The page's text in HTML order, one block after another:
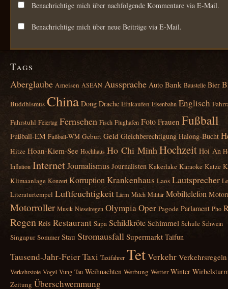
Benachrichtige mich über nachfolgende Kommentare via E-Mail.
Benachrichtige mich über neue Beiträge via E-Mail.
Tags
Aberglaube Ameisen ASEAN Aussprache Auto Bank Baustelle Bier
Buddhismus China Dong Drache Einkaufen Eisenbahn Englisch
Fahrstuhl Feiertag Fernsehen Fisch Flughafen Foto Frauen Fußball
Fußball‑EM Fußball‑WM Geburt Geld Gleichberechtigung Halong‑Bucht
Hitze Hoan‑Kiem‑See Hochhaus Ho Chi MinhHochzeit Hoi An
Inflation InternetJournalismus Journalisten Kakerlake Karaoke Katze
Klimaanlage Konzert KorruptionKrankenhaus Laos Lautsprecher
Literaturtempel Luftfeuchtigkeit Lärm Milch Militär Mobiltelefon
Motorroller Musik Nieselregen OlympiaOper Pagode Parlament Pho
Regen Reis Restaurant Sapa Schildkröte Schimmel Schule Schwein
Singapur Sommer Stau Stromausfall Supermarkt Taifun
Tausend‑Jahr‑FeierTaxi Taxifahrer TetVerkehr Verkehrsregeln
Verkehrstote Vogel Vung Tau Weihnachten Werbung Wetter Winter
Zeitung Überschwemmung